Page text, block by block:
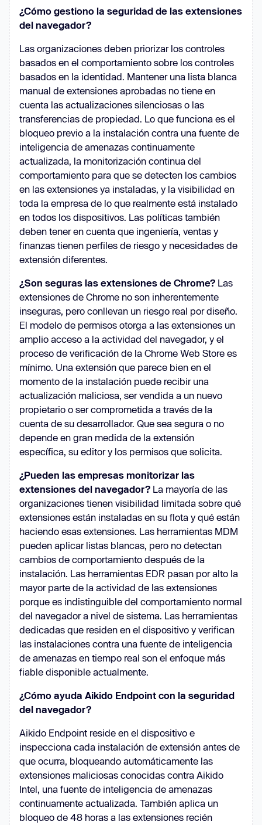
¿Cómo gestiono la seguridad de las extensiones
del navegador?
Las organizaciones deben priorizar los controles
basados en el comportamiento sobre los controles
basados en la identidad. Mantener una lista blanca
manual de extensiones aprobadas no tiene en
cuenta las actualizaciones silenciosas o las
transferencias de propiedad. Lo que funciona es el
bloqueo previo a la instalación contra una fuente de
inteligencia de amenazas continuamente
actualizada, la monitorización continua del
comportamiento para que se detecten los cambios
en las extensiones ya instaladas, y la visibilidad en
toda la empresa de lo que realmente está instalado
en todos los dispositivos. Las políticas también
deben tener en cuenta que ingeniería, ventas y
finanzas tienen perfiles de riesgo y necesidades de
extensión diferentes.
¿Son seguras las extensiones de Chrome? Las
extensiones de Chrome no son inherentemente
inseguras, pero conllevan un riesgo real por diseño.
El modelo de permisos otorga a las extensiones un
amplio acceso a la actividad del navegador, y el
proceso de verificación de la Chrome Web Store es
mínimo. Una extensión que parece bien en el
momento de la instalación puede recibir una
actualización maliciosa, ser vendida a un nuevo
propietario o ser comprometida a través de la
cuenta de su desarrollador. Que sea segura o no
depende en gran medida de la extensión
específica, su editor y los permisos que solicita.
¿Pueden las empresas monitorizar las
extensiones del navegador? La mayoría de las
organizaciones tienen visibilidad limitada sobre qué
extensiones están instaladas en su flota y qué están
haciendo esas extensiones. Las herramientas MDM
pueden aplicar listas blancas, pero no detectan
cambios de comportamiento después de la
instalación. Las herramientas EDR pasan por alto la
mayor parte de la actividad de las extensiones
porque es indistinguible del comportamiento normal
del navegador a nivel de sistema. Las herramientas
dedicadas que residen en el dispositivo y verifican
las instalaciones contra una fuente de inteligencia
de amenazas en tiempo real son el enfoque más
fiable disponible actualmente.
¿Cómo ayuda Aikido Endpoint con la seguridad
del navegador?
Aikido Endpoint reside en el dispositivo e
inspecciona cada instalación de extensión antes de
que ocurra, bloqueando automáticamente las
extensiones maliciosas conocidas contra Aikido
Intel, una fuente de inteligencia de amenazas
continuamente actualizada. También aplica un
bloqueo de 48 horas a las extensiones recién